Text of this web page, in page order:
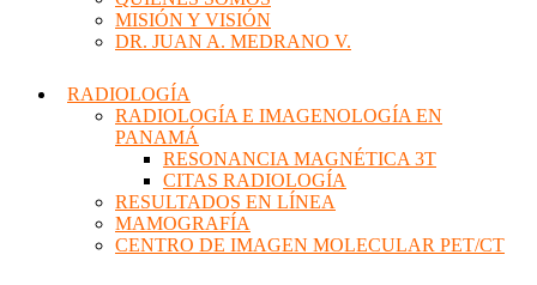
MISIÓN Y VISIÓN
DR. JUAN A. MEDRANO V.
RADIOLOGÍA
RADIOLOGÍA E IMAGENOLOGÍA EN
PANAMÁ
RESONANCIA MAGNÉTICA 3T
CITAS RADIOLOGÍA
RESULTADOS EN LÍNEA
MAMOGRAFÍA
CENTRO DE IMAGEN MOLECULAR PET/CT